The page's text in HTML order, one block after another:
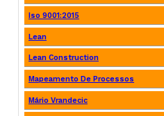
Iso 9001:2015
Lean
Lean Construction
Mapeamento De Processos
Mário Vrandecic